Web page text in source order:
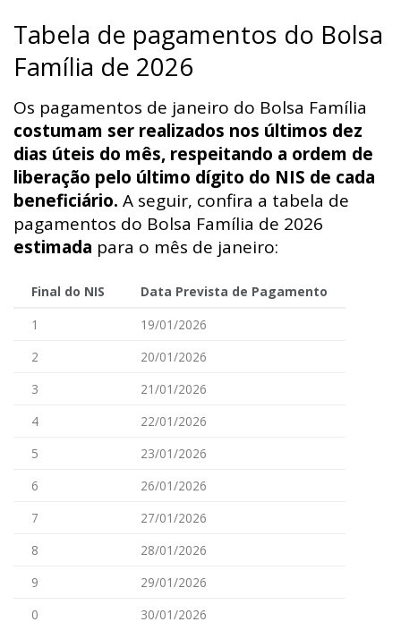
Tabela de pagamentos do Bolsa
Família de 2026
Os pagamentos de janeiro do Bolsa Família
costumam ser realizados nos últimos dez
dias úteis do mês, respeitando a ordem de
liberação pelo último dígito do NIS de cada
beneficiário. A seguir, confira a tabela de
pagamentos do Bolsa Família de 2026
estimada para o mês de janeiro:
Final do NIS
Data Prevista de Pagamento
1
19/01/2026
2
20/01/2026
3
21/01/2026
4
22/01/2026
5
23/01/2026
6
26/01/2026
7
27/01/2026
8
28/01/2026
9
29/01/2026
0
30/01/2026